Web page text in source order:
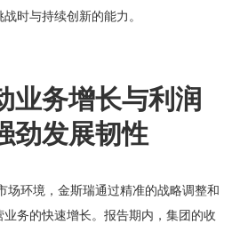
时与持续创新的能力。
业务增长与利润
劲发展韧性
场环境，金斯瑞通过精准的战略调整和
务的快速增长。报告期内，集团的收